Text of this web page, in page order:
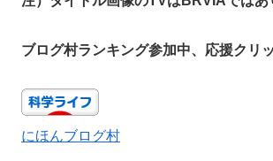
ブログ村ランキング参加中、応援クリ
にほんブログ村